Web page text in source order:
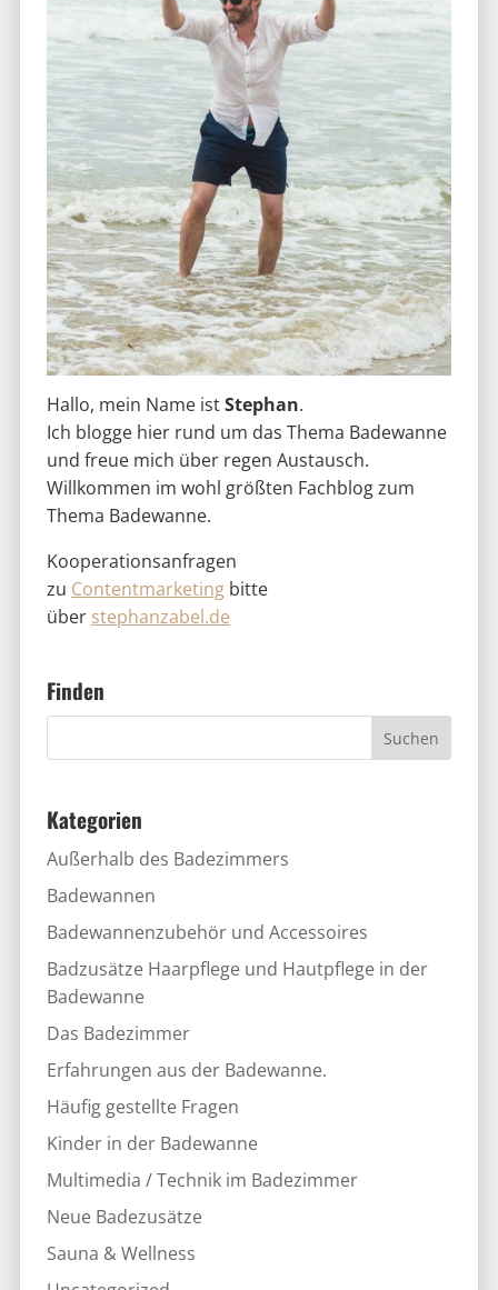
Hallo, mein Name istStephan.
Ich blogge hier rund um das Thema Badewanne
und freue mich über regen Austausch.
Willkommen im wohl größten Fachblog zum
Thema Badewanne.
Kooperationsanfragen
zu Contentmarketingbitte
über stephanzabel.de
Finden
Kategorien
Außerhalb des Badezimmers
Badewannen
Badewannenzubehör und Accessoires
Badzusätze Haarpflege und Hautpflege in der
Badewanne
Das Badezimmer
Erfahrungen aus der Badewanne.
Häufig gestellte Fragen
Kinder in der Badewanne
Multimedia / Technik im Badezimmer
Neue Badezusätze
Sauna & Wellness